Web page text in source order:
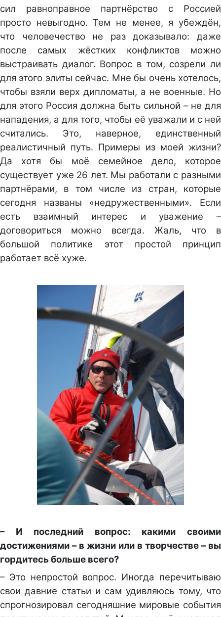
сил равноправное партнёрство с Россией
просто невыгодно. Тем не менее, я убеждён,
что человечество не раз доказывало: даже
после самых жёстких конфликтов можно
выстраивать диалог. Вопрос в том, созрели ли
для этого элиты сейчас. Мне бы очень хотелось,
чтобы взяли верх дипломаты, а не военные. Но
для этого Россия должна быть сильной – не для
нападения, а для того, чтобы её уважали и с ней
считались. Это, наверное, единственный
реалистичный путь. Примеры из моей жизни?
Да хотя бы моё семейное дело, которое
существует уже 26 лет. Мы работали с разными
партнёрами, в том числе из стран, которые
сегодня названы «недружественными». Если
есть взаимный интерес и уважение –
договориться можно всегда. Жаль, что в
большой политике этот простой принцип
работает всё хуже.
– И последний вопрос: какими своими
достижениями – в жизни или в творчестве – вы
гордитесь больше всего?
– Это непростой вопрос. Иногда перечитываю
свои давние статьи и сам удивляюсь тому, что
спрогнозировал сегодняшние мировые события